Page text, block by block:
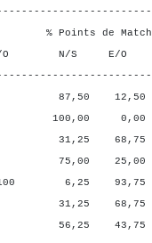
Points de Match
S E/O
12,50
0,00
68,75
25,00
93,75
68,75
43,75